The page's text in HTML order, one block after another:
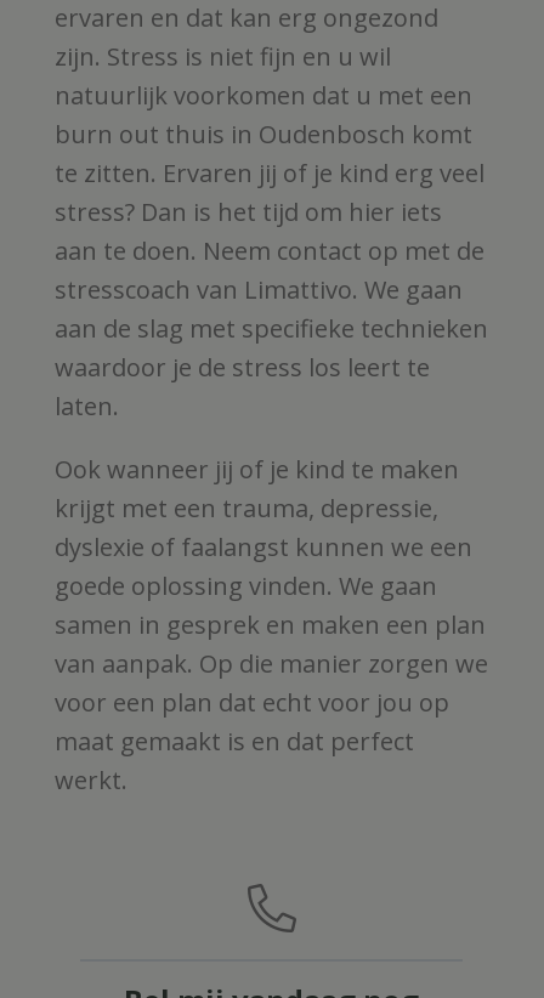
ervaren en dat kan erg ongezond
zijn. Stress is niet fijn en u wil
natuurlijk voorkomen dat u met een
burn out thuis in Oudenbosch komt
te zitten. Ervaren jij of je kind erg veel
stress? Dan is het tijd om hier iets
aan te doen. Neem contact op met de
stresscoach van Limattivo. We gaan
aan de slag met specifieke technieken
waardoor je de stress los leert te
laten.
Ook wanneer jij of je kind te maken
krijgt met een trauma, depressie,
dyslexie of faalangst kunnen we een
goede oplossing vinden. We gaan
samen in gesprek en maken een plan
van aanpak. Op die manier zorgen we
voor een plan dat echt voor jou op
maat gemaakt is en dat perfect
werkt.